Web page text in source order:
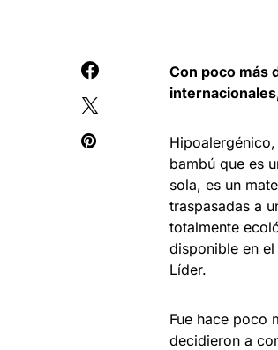
Con poco más
bambú que es
sola, es un
traspasadas a
totalmente
disponible en
Líder.
Fue hace poco
decidieron a